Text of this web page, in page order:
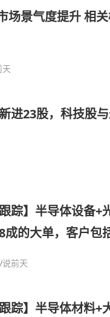
场景气度提升 相
天
进23股，科技股
跟踪】半导体设备
成的大单，客户包
说前天
跟踪】半导体材料